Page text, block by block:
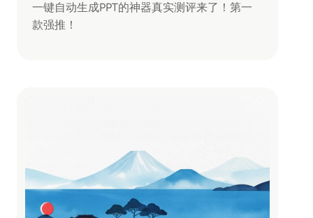
一键自动生成PPT的神器真实测评来了！第一
款强推！